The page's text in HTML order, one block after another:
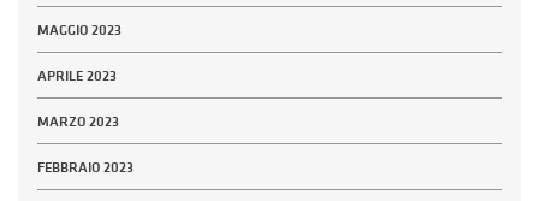
MAGGIO 2023
APRILE 2023
MARZO 2023
FEBBRAIO 2023